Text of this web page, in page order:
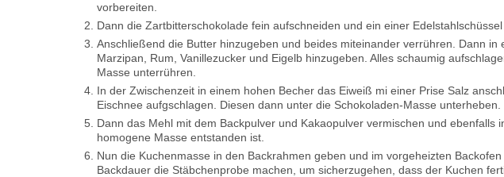
vorbereiten.
Dann die Zartbitterschokolade fein aufschneiden und ein einer
Anschließend die Butter hinzugeben und beides miteinander verrühren. Dann
Marzipan, Rum, Vanillezucker und Eigelb hinzugeben. Alles schaumig
Masse unterrühren.
In der Zwischenzeit in einem hohen Becher das Eiweiß mi einer Prise Salz
Eischnee aufgschlagen. Diesen dann unter die Schokoladen-Masse unterheben.
Dann das Mehl mit dem Backpulver und Kakaopulver vermischen und ebenfalls
homogene Masse entstanden ist.
Nun die Kuchenmasse in den Backrahmen geben und im vorgeheizten
Backdauer die Stäbchenprobe machen, um sicherzugehen, dass der Kuchen